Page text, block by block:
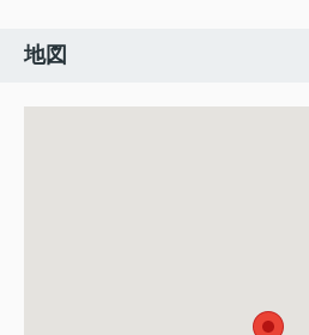
地図